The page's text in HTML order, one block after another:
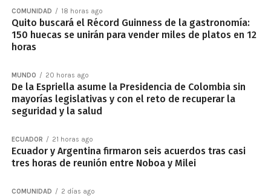
COMUNIDAD 18 horas ago
Quito buscará el Récord Guinness de la gastronomía:
150 huecas se unirán para vender miles de platos en 12
horas
MUNDO 20 horas ago
De la Espriella asume la Presidencia de Colombia sin
mayorías legislativas y con el reto de recuperar la
seguridad y la salud
ECUADOR 21 horas ago
Ecuador y Argentina firmaron seis acuerdos tras casi
tres horas de reunión entre Noboa y Milei
COMUNIDAD 2 días ago